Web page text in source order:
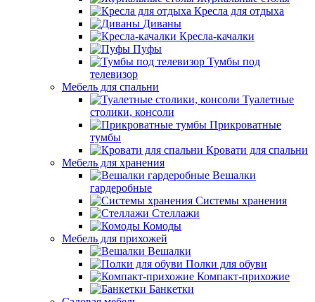
Кресла для отдыха
Диваны
Кресла-качалки
Пуфы
Тумбы под
телевизор
Мебель для спальни
Туалетные
столики, консоли
Прикроватные
тумбы
Кровати для спальни
Мебель для хранения
Вешалки
гардеробные
Системы хранения
Стеллажи
Комоды
Мебель для прихожей
Вешалки
Полки для обуви
Компакт-прихожие
Банкетки